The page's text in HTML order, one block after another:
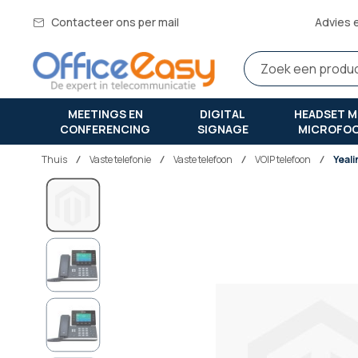
Contacteer ons per mail Advies
MEETINGS EN
CONFERENCING
DIGITAL
SIGNAGE
HEADSET
Thuis vaste telefonie Vaste telefoon VOIP telefoon
Ga
einde
van
afbeeldingen-
gallerij